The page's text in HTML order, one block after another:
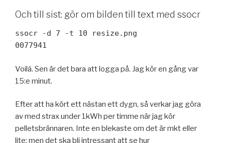
Och till sist: gör om bilden till text med ssocr
ssocr -d 7 -t 10 resize.png
0077941
Voilá. Sen är det bara att logga på. Jag kör en gång var
15:e minut.
Efter att ha kört ett nästan ett dygn, så verkar jag göra
av med strax under 1kWh per timme när jag kör
pelletsbrännaren. Inte en blekaste om det är mkt eller
lite; men det ska bli intressant att se hur